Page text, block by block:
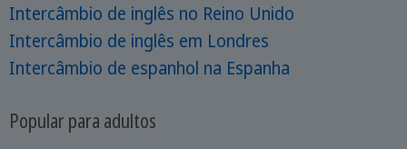
Intercâmbio de inglês no Reino Unido
Intercâmbio de inglês em Londres
Intercâmbio de espanhol na Espanha
Popular para adultos